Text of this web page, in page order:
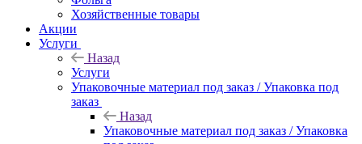
Хозяйственные товары
Акции
Услуги
Назад
Услуги
Упаковочные материал под заказ / Упаковка под
заказ
Назад
Упаковочные материал под заказ / Упаковка